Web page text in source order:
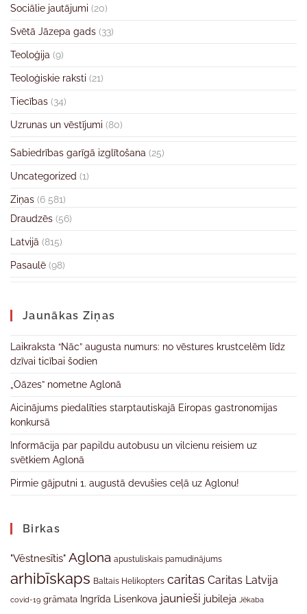
Sociālie jautājumi (20)
Svētā Jāzepa gads (33)
Teoloģija (9)
Teoloģiskie raksti (21)
Tiecības (34)
Uzrunas un vēstījumi (80)
Sabiedrības garīgā izglītošana (25)
Uncategorized (1)
Ziņas (6 581)
Draudzēs (56)
Latvijā (815)
Pasaulē (98)
Jaunākas Ziņas
Laikraksta “Nāc” augusta numurs: no vēstures krustcelēm līdz
dzīvai ticībai šodien
„Oāzes” nometne Aglonā
Aicinājums piedalīties starptautiskajā Eiropas gastronomijas
konkursā
Informācija par papildu autobusu un vilcienu reisiem uz
svētkiem Aglonā
Pirmie gājputni 1. augustā devušies ceļā uz Aglonu!
Birkas
"Vēstnesītis" Aglona apustuliskais pamudinājums
arhibīskaps Baltais Helikopters caritas Caritas Latvija
covid-19 grāmata Ingrīda Lisenkova jaunieši jubileja Jēkaba